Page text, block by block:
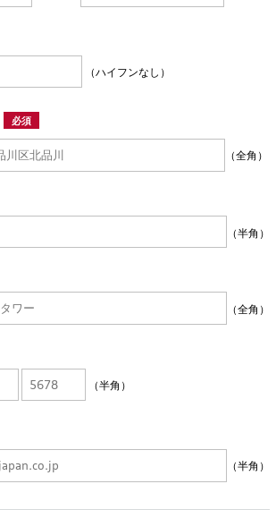
（ハイフンなし）
必須
（全角）
（半角）
（全角）
（半角）
（半角）